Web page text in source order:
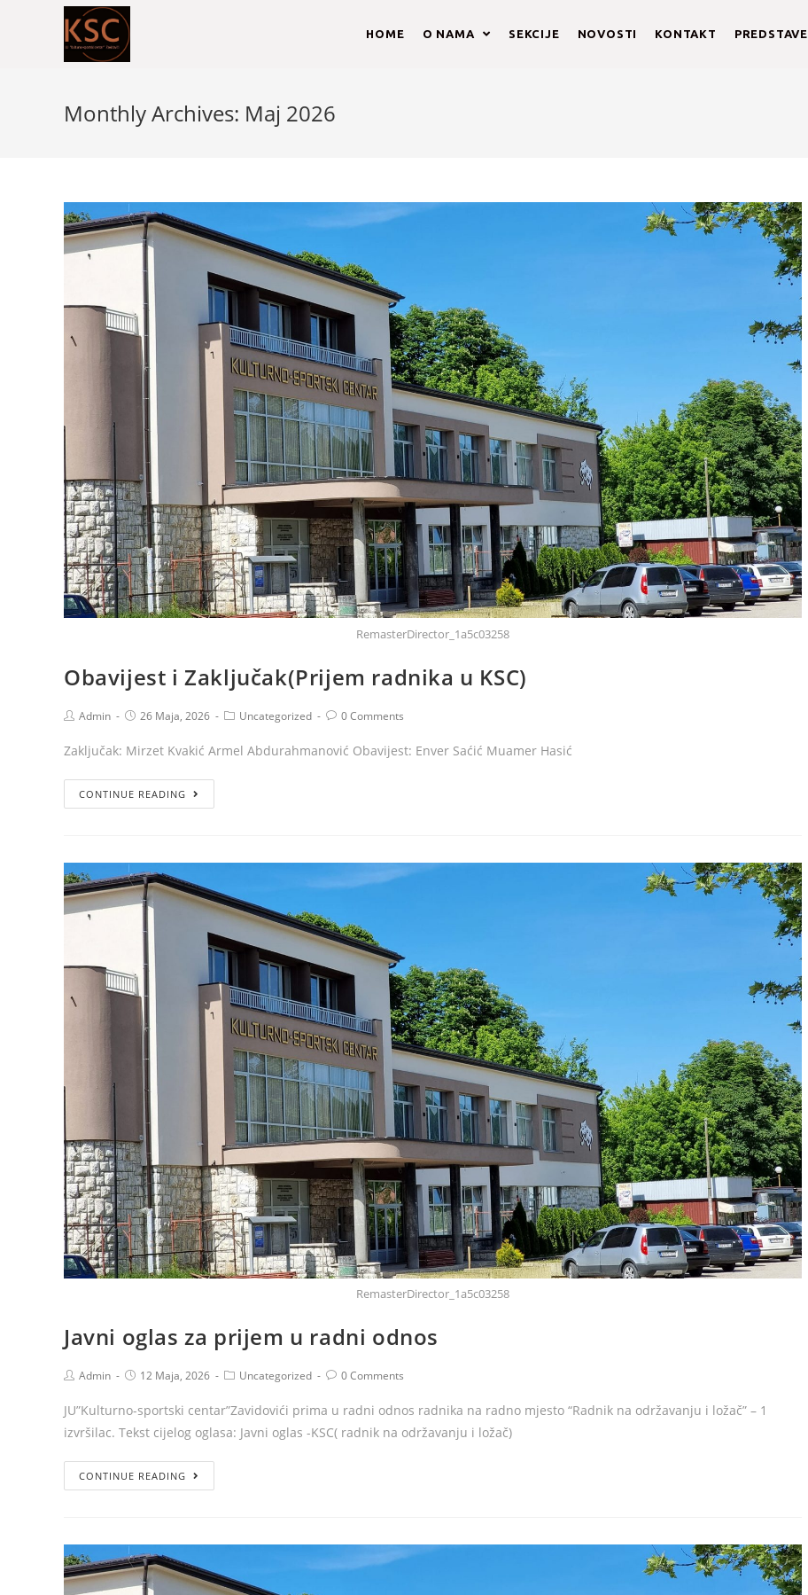
HOME O NAMA SEKCIJE NOVOSTI KONTAKT PREDSTAVE
Monthly Archives: Maj 2026
RemasterDirector_1a5c03258
Obavijest i Zaključak(Prijem radnika u KSC)
Admin 26 Maja, 2026 Uncategorized 0 Comments
Zaključak: Mirzet Kvakić Armel Abdurahmanović Obavijest: Enver Saćić Muamer Hasić
CONTINUE READING
RemasterDirector_1a5c03258
Javni oglas za prijem u radni odnos
Admin 12 Maja, 2026 Uncategorized 0 Comments
JU”Kulturno-sportski centar”Zavidovići prima u radni odnos radnika na radno mjesto “Radnik na održavanju i ložač” – 1
izvršilac. Tekst cijelog oglasa: Javni oglas -KSC( radnik na održavanju i ložač)
CONTINUE READING